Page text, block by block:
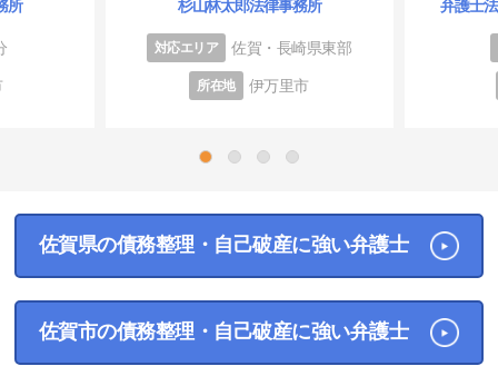
所 杉山林太郎法律事務所
対応エリア 佐賀・長崎県東部
所在地 伊万里市
弁護士
佐賀県の債務整理・自己破産に強い弁護士
佐賀市の債務整理・自己破産に強い弁護士